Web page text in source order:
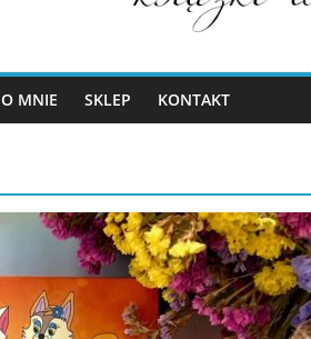
O MNIE SKLEP KONTAKT